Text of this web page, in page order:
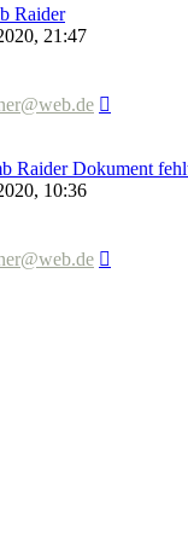
Raider
21:47
Raider Dokument
10:36